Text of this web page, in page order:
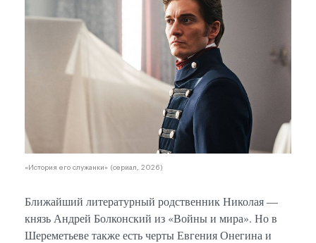
«История его служанки» (сериал, 2026)
Ближайший литературный родственник Николая —
князь Андрей Болконский из «Войны и мира». Но в
Шереметьеве также есть черты Евгения Онегина и